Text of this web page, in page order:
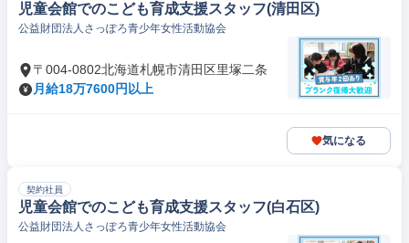
児童会館でのこども育成支援スタッフ(清田区)
公益財団法人さっぽろ青少年女性活動協会
〒004-0802北海道札幌市清田区里塚二条
月給18万7600円以上
気になる
契約社員
児童会館でのこども育成支援スタッフ(白石区)
公益財団法人さっぽろ青少年女性活動協会